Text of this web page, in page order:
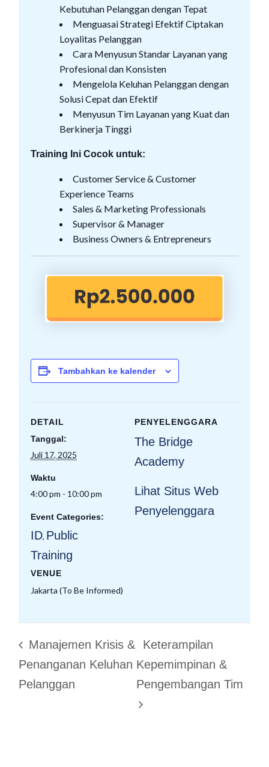
Kebutuhan Pelanggan dengan Tepat
Menguasai Strategi Efektif Ciptakan
Loyalitas Pelanggan
Cara Menyusun Standar Layanan yang
Profesional dan Konsisten
Mengelola Keluhan Pelanggan dengan
Solusi Cepat dan Efektif
Menyusun Tim Layanan yang Kuat dan
Berkinerja Tinggi
Training Ini Cocok untuk:
Customer Service & Customer
Experience Teams
Sales & Marketing Professionals
Supervisor & Manager
Business Owners & Entrepreneurs
Tambahkan ke kalender
DETAIL
Tanggal:
Juli 17, 2025
Waktu
4:00 pm - 10:00 pm
Event Categories:
ID, Public
Training
VENUE
Jakarta (To Be Informed)
PENYELENGGARA
The Bridge
Academy
Lihat Situs Web
Penyelenggara
Manajemen Krisis &
Penanganan Keluhan
Pelanggan
Keterampilan
Kepemimpinan &
Pengembangan Tim